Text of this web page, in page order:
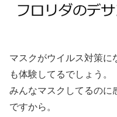
マスクがウイルス対策に
も体験してるでしょう。
みんなマスクしてるのに
ですから。